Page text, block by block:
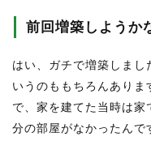
前回増築しようか
はい、ガチで増築しま
いうのももちろんあり
で、家を建てた当時は家
分の部屋がなかったんで